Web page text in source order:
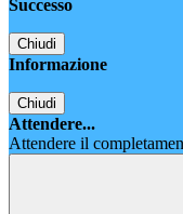
Successo
Chiudi
Informazione
Chiudi
Attendere...
Attendere il